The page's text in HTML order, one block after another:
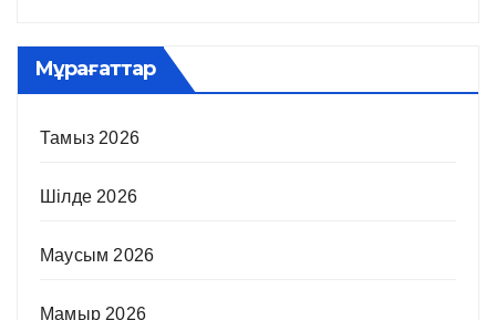
Мұрағаттар
Тамыз 2026
Шілде 2026
Маусым 2026
Мамыр 2026